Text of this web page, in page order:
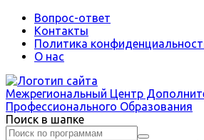
Вопрос-ответ
Контакты
Политика
О нас
Межрегиональный Центр
Профессионального Образования
Поиск в шапке